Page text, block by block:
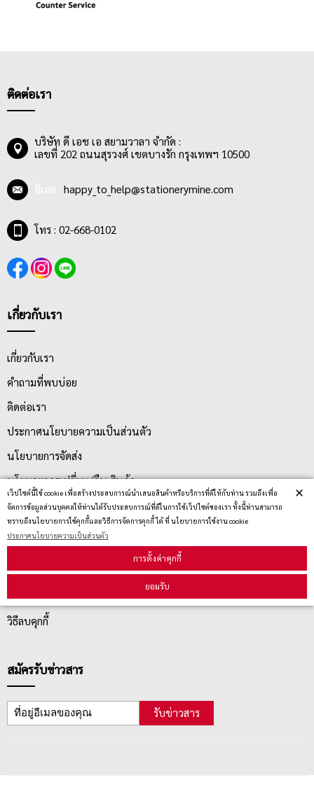
เว็ปไซต์นี้ใช้ cookie เพื่อสร้างประสบการณ์นำเสนอสินค้าหรือบริการที่ดีให้กับท่าน รวมถึงเพื่อ
จัดการข้อมูลส่วนบุคคลให้ท่านได้รับประสบการณ์ที่ดีในการใช้เว็ปไซต์ของเรา ทั้งนี้ท่านสามารถ
ทราบถึงนโยบายการใช้คุกกี้และวิธีการจัดการคุกกี้ ได้ ที่ นโยบายการใช้งาน cookie
ประกาศนโยบายความเป็นส่วนตัว
การตั้งค่าคุกกี้
ยอมรับ
×
ติดต่อเรา
บริษัท ดี เอช เอ สยามวาลา จำกัด :
เลขที่ 202 ถนนสุรวงศ์ เขตบางรัก กรุงเทพฯ 10500
happy_to_help@stationerymine.com
โทร : 02-668-0102
เกี่ยวกับเรา
เกี่ยวกับเรา
คำถามที่พบบ่อย
ติดต่อเรา
ประกาศนโยบายความเป็นส่วนตัว
นโยบายการจัดส่ง
นโยบายการเปลี่ยน/คืน สินค้า
บริการลูกค้า
ตรวจสอบสถานะสินค้า
คู่มือนักช้อป
วิธีลบคุกกี้
สมัครรับข่าวสาร
รับข่าวสาร